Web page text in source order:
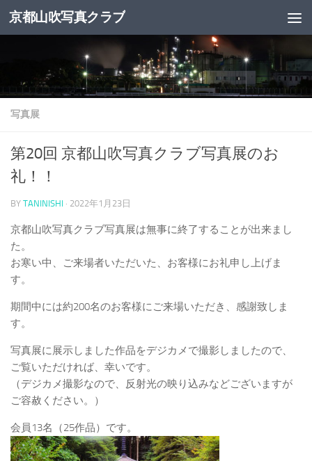
コンテンツへスキップ
京都山吹写真クラブ
写真展
第20回 京都山吹写真クラブ写真展のお
礼！！
BY TANINISHI · 2022年1月23日
京都山吹写真クラブ写真展は無事に終了することが出来まし
た。
お寒い中、ご来場者いただいた、お客様にお礼申し上げま
す。
期間中には約200名のお客様にご来場いただき、感謝致しま
す。
写真展に展示しました作品をデジカメで撮影しましたので、
ご覧いただければ、幸いです。
（デジカメ撮影なので、反射光の映り込みなどございますが
ご容赦ください。）
会員13名（25作品）です。